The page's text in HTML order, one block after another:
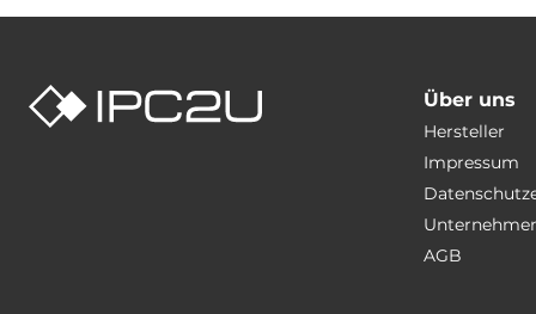
Über uns
Hersteller
Impressum
AGB